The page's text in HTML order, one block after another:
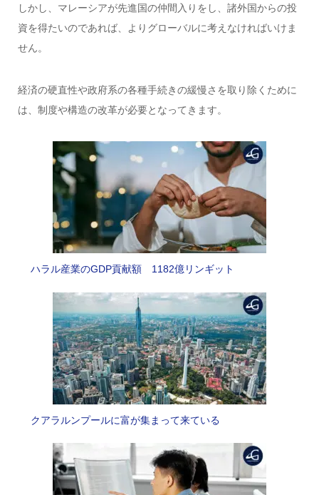
しかし、マレーシアが先進国の仲間入りをし、諸外国からの投
資を得たいのであれば、よりグローバルに考えなければいけま
せん。
経済の硬直性や政府系の各種手続きの緩慢さを取り除くために
は、制度や構造の改革が必要となってきます。
ハラル産業のGDP貢献額 1182億リンギット
クアラルンプールに富が集まって来ている